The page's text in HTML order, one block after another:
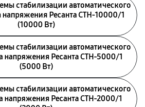
стабилизации автоматического
напряжения Ресанта СТН-10000/1
(10000 Вт)
стабилизации автоматического
напряжения Ресанта СТН-5000/1
(5000 Вт)
стабилизации автоматического
напряжения Ресанта СТН-2000/1